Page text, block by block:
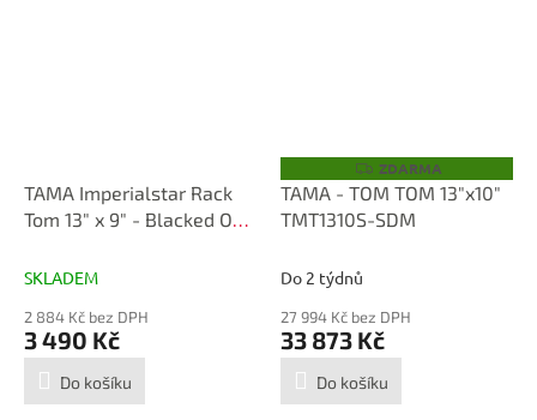
TAMA Imperialstar Rack
Tom 13" x 9" - Blacked Out
SKLADEM
2 884 Kč bez DPH
3 490 Kč
Do košíku
Z
D
A
R
ZDARMA
TAMA - TOM TOM 13"x10"
TMT1310S-SDM
Do 2 týdnů
27 994 Kč bez DPH
33 873 Kč
Do košíku